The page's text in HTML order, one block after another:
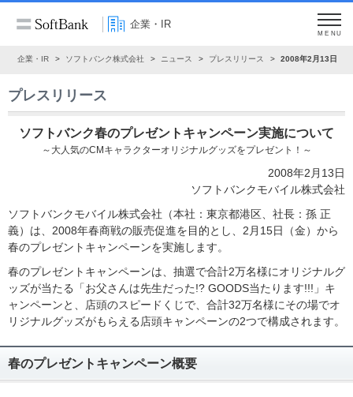
企業・IR
MENU
企業・IR ソフトバンク株式会社 ニュース プレスリリース 2008年2月13日
プレスリリース
ソフトバンク春のプレゼントキャンペーン実施について
～大人気のCMキャラクターオリジナルグッズをプレゼント！～
2008年2月13日
ソフトバンクモバイル株式会社
ソフトバンクモバイル株式会社（本社：東京都港区、社長：孫 正
義）は、2008年春商戦の販売促進を目的とし、2月15日（金）から
春のプレゼントキャンペーンを実施します。
春のプレゼントキャンペーンは、抽選で合計2万名様にオリジナルグ
ッズが当たる「お父さんは先生だった!? GOODS当たります!!!」キ
ャンペーンと、店頭のスピードくじで、合計32万名様にその場でオ
リジナルグッズがもらえる店頭キャンペーンの2つで構成されます。
春のプレゼントキャンペーン概要